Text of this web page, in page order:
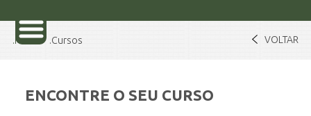
SOBRE
Home Cursos VOLTAR
ENCONTRE O SEU CURSO